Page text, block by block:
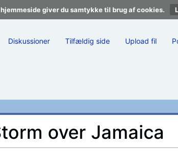
giver du samtykke til brug af cookies.
Diskussioner Tilfældig side Upload fil
over Jamaica